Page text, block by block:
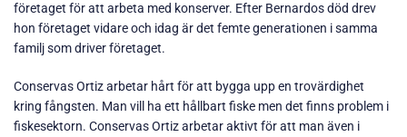
företaget för att arbeta med konserver. Efter Bernardos död drev
hon företaget vidare och idag är det femte generationen i samma
familj som driver företaget.
Conservas Ortiz arbetar hårt för att bygga upp en trovärdighet
kring fångsten. Man vill ha ett hållbart fiske men det finns problem i
fiskesektorn. Conservas Ortiz arbetar aktivt för att man även i